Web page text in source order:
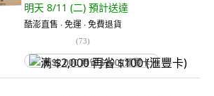
明天 8/11 (二) 預計送達
酷澎直售 ∙ 免運 ∙ 免費退貨
(73)
满 $2,000 再省 $100 (滙豐卡)